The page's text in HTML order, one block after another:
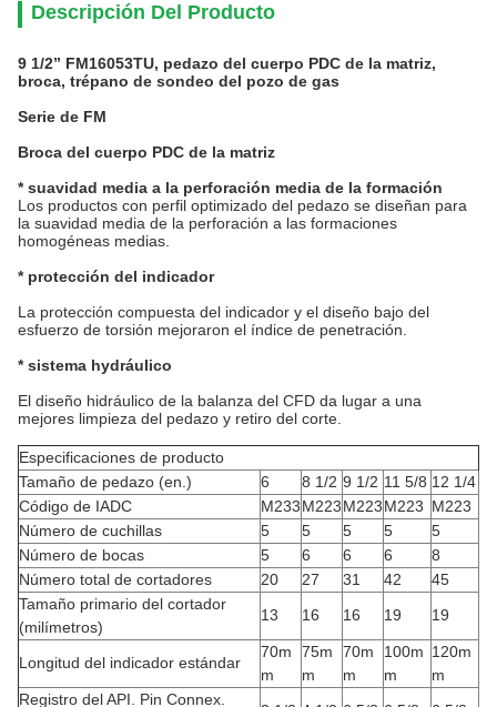
Descripción Del Producto
9 1/2” FM16053TU, pedazo del cuerpo PDC de la matriz,
broca, trépano de sondeo del pozo de gas
Serie de FM
Broca del cuerpo PDC de la matriz
* suavidad media a la perforación media de la formación
Los productos con perfil optimizado del pedazo se diseñan para
la suavidad media de la perforación a las formaciones
homogéneas medias.
* protección del indicador
La protección compuesta del indicador y el diseño bajo del
esfuerzo de torsión mejoraron el índice de penetración.
* sistema hydráulico
El diseño hidráulico de la balanza del CFD da lugar a una
mejores limpieza del pedazo y retiro del corte.
Especificaciones de producto
Tamaño de pedazo (en.)
6 8 1/2 9 1/2 11 5/8 12 1/4
Código de IADC
M233M223M223M223 M223
Número de cuchillas
5 5 5 5
5
Número de bocas
5 6 6 6
8
Número total de cortadores
20 27 31 42
45
Tamaño primario del cortador
(milímetros)
13 16 16 19 19
Longitud del indicador estándar
70m
m
75m
m
70m
m
100m
m
120m
m
Registro del API. Pin Connex.